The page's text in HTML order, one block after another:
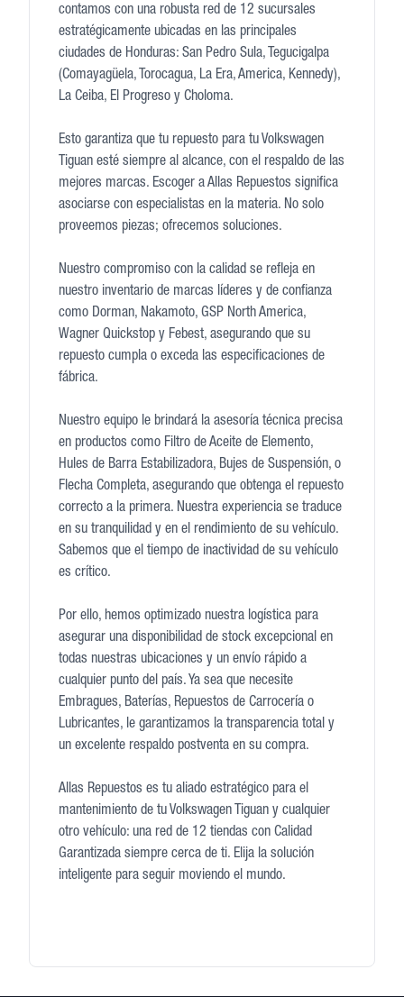
contamos con una robusta red de 12 sucursales
estratégicamente ubicadas en las principales
ciudades de Honduras: San Pedro Sula, Tegucigalpa
(Comayagüela, Torocagua, La Era, America, Kennedy),
La Ceiba, El Progreso y Choloma.
Esto garantiza que tu repuesto para tu Volkswagen
Tiguan esté siempre al alcance, con el respaldo de las
mejores marcas. Escoger a Allas Repuestos significa
asociarse con especialistas en la materia. No solo
proveemos piezas; ofrecemos soluciones.
Nuestro compromiso con la calidad se refleja en
nuestro inventario de marcas líderes y de confianza
como Dorman, Nakamoto, GSP North America,
Wagner Quickstop y Febest, asegurando que su
repuesto cumpla o exceda las especificaciones de
fábrica.
Nuestro equipo le brindará la asesoría técnica precisa
en productos como Filtro de Aceite de Elemento,
Hules de Barra Estabilizadora, Bujes de Suspensión, o
Flecha Completa, asegurando que obtenga el repuesto
correcto a la primera. Nuestra experiencia se traduce
en su tranquilidad y en el rendimiento de su vehículo.
Sabemos que el tiempo de inactividad de su vehículo
es crítico.
Por ello, hemos optimizado nuestra logística para
asegurar una disponibilidad de stock excepcional en
todas nuestras ubicaciones y un envío rápido a
cualquier punto del país. Ya sea que necesite
Embragues, Baterías, Repuestos de Carrocería o
Lubricantes, le garantizamos la transparencia total y
un excelente respaldo postventa en su compra.
Allas Repuestos es tu aliado estratégico para el
mantenimiento de tu Volkswagen Tiguan y cualquier
otro vehículo: una red de 12 tiendas con Calidad
Garantizada siempre cerca de ti. Elija la solución
inteligente para seguir moviendo el mundo.